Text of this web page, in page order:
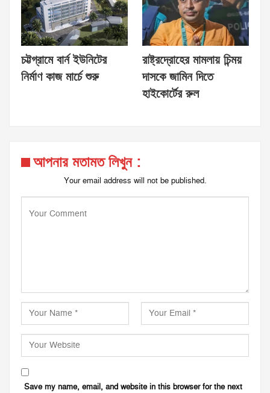
চট্টগ্রামে বার্ন ইউনিটের
নির্মাণ কাজ মার্চে শুরু
রাষ্ট্রদ্রোহের মামলায় চিন্ময়
দাসকে জামিন দিতে
হাইকোর্টের রুল
আপনার মতামত লিখুন :
Your email address will not be published.
Save my name, email, and website in this browser for the next